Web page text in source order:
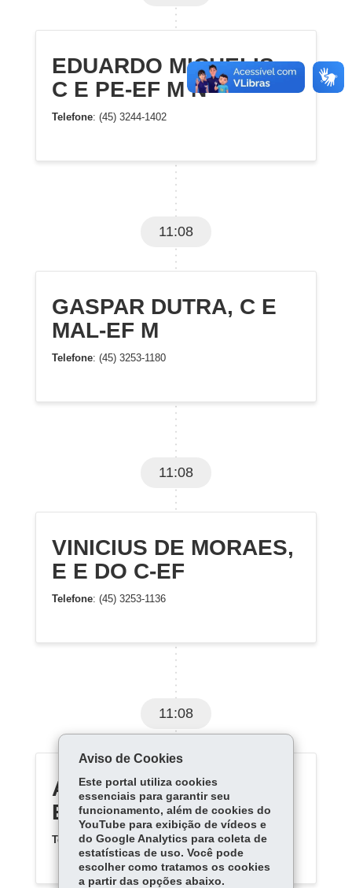
EDUARDO MICHELIS,
C E PE-EF M N
Telefone: (45) 3244-1402
11:08
GASPAR DUTRA, C E
MAL-EF M
Telefone: (45) 3253-1180
11:08
VINICIUS DE MORAES,
E E DO C-EF
Telefone: (45) 3253-1136
11:08
AMALIO PINHEIRO, C
E PROF-EF M
Telefone : (42) 3224-1682
Aviso de Cookies
Este portal utiliza cookies
essenciais para garantir seu
funcionamento, além de cookies do
YouTube para exibição de vídeos e
do Google Analytics para coleta de
estatísticas de uso. Você pode
escolher como tratamos os cookies
a partir das opções abaixo.